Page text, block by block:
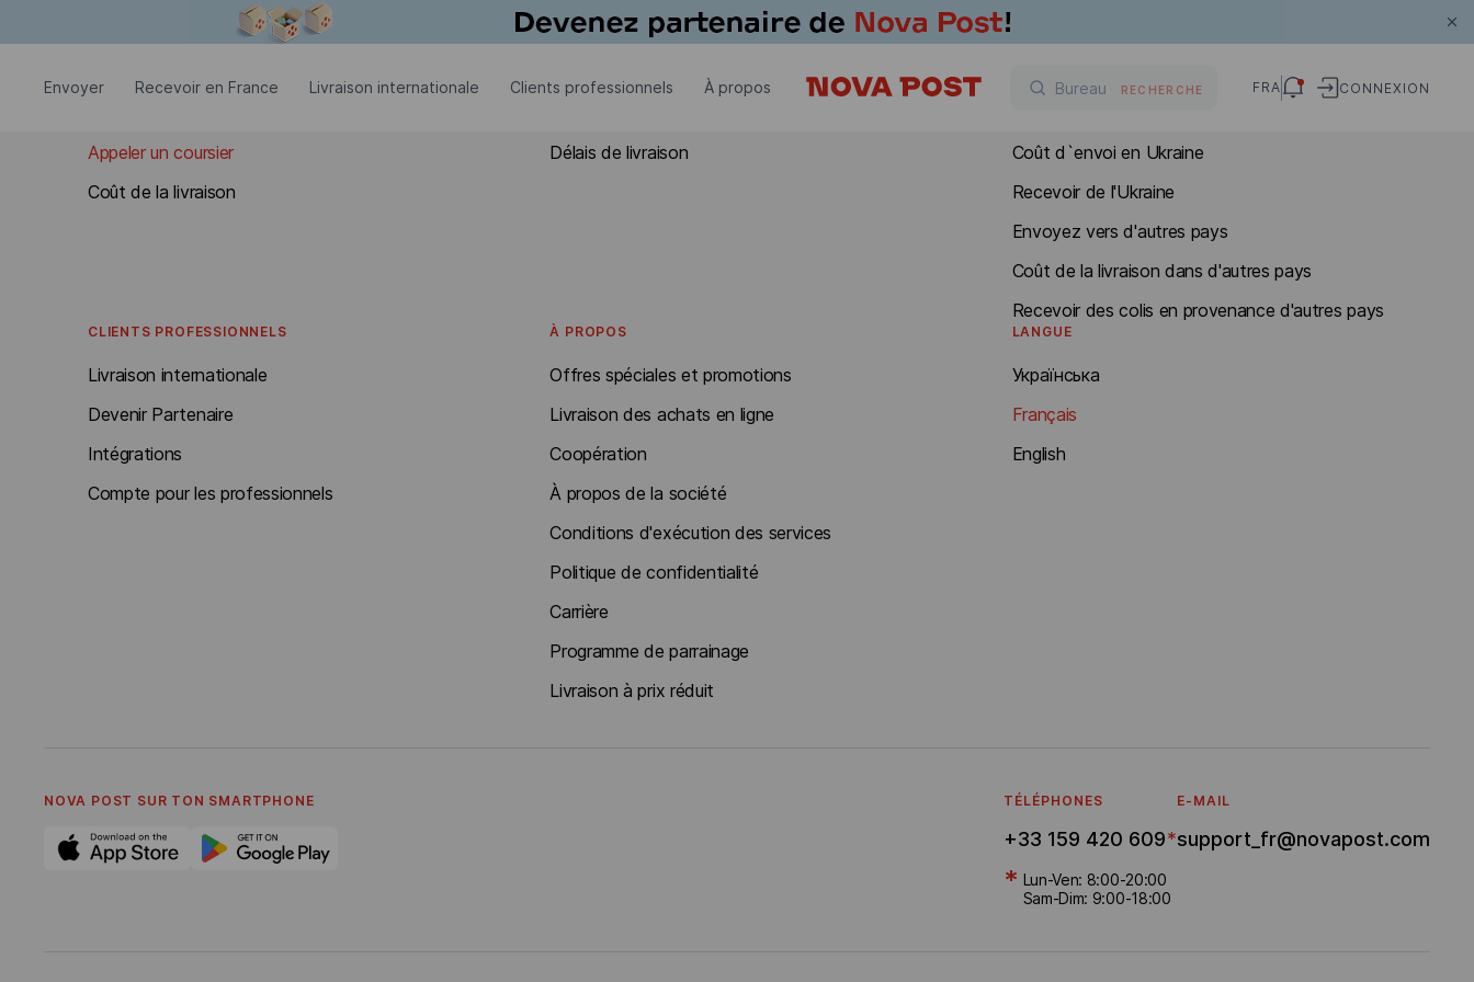
Envoyer Recevoir en France Livraison internationale Clients professionnels À propos RECHERCHE FRA CONNEXION
La fenêtre modale est ouverte
Appeler un coursier
Coût de la livraison
Délais de livraison
Coût d`envoi en Ukraine
Recevoir de l'Ukraine
Envoyez vers d'autres pays
Coût de la livraison dans d'autres pays
Recevoir des colis en provenance d'autres pays
CLIENTS PROFESSIONNELS
Livraison internationale
Devenir Partenaire
Intégrations
Compte pour les professionnels
À PROPOS
Offres spéciales et promotions
Livraison des achats en ligne
Coopération
À propos de la société
Conditions d'exécution des services
Politique de confidentialité
Carrière
Programme de parrainage
Livraison à prix réduit
LANGUE
Українська
Français
English
NOVA POST SUR TON SMARTPHONE TÉLÉPHONES
+33 159 420 609*
* Lun-Ven: 8:00-20:00
Sam-Dim: 9:00-18:00
E-MAIL
support_fr@novapost.com